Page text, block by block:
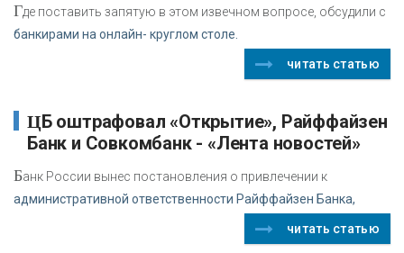
Где поставить запятую в этом извечном вопросе, обсудили с
банкирами на онлайн- круглом столе.
читать статью
ЦБ оштрафовал «Открытие», Райффайзен
Банк и Совкомбанк - «Лента новостей»
Банк России вынес постановления о привлечении к
административной ответственности Райффайзен Банка,
читать статью